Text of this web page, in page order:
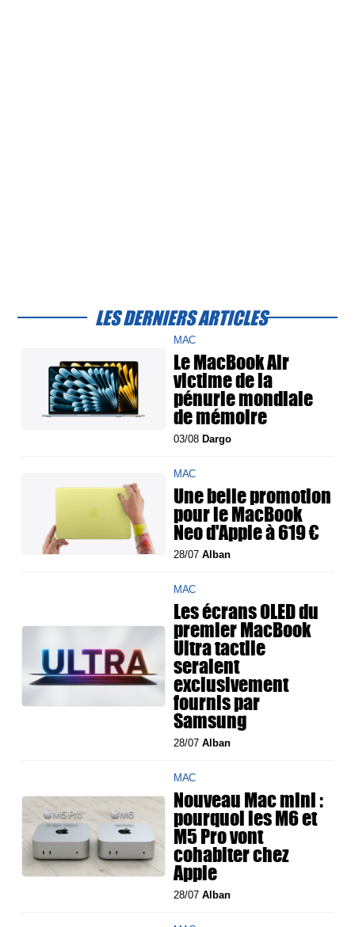
LES DERNIERS ARTICLES
MAC
Le MacBook Air
victime de la
pénurie mondiale
de mémoire
03/08Dargo
MAC
Une belle promotion
pour le MacBook
Neo d'Apple à 619 €
28/07Alban
MAC
Les écrans OLED du
premier MacBook
Ultra tactile
seraient
exclusivement
fournis par
Samsung
28/07Alban
MAC
Nouveau Mac mini :
pourquoi les M6 et
M5 Pro vont
cohabiter chez
Apple
28/07Alban